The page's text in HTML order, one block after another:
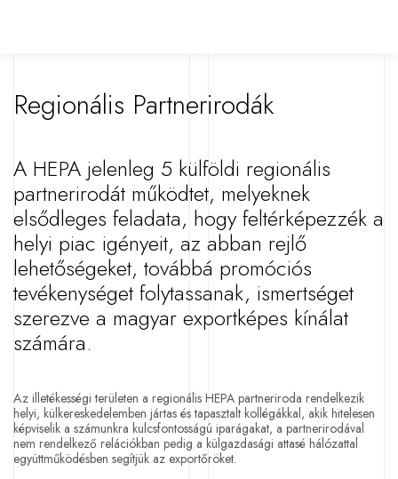
Regionális Partnerirodák
A HEPA jelenleg 5 külföldi regionális
partnerirodát működtet, melyeknek
elsődleges feladata, hogy feltérképezzék a
helyi piac igényeit, az abban rejlő
lehetőségeket, továbbá promóciós
tevékenységet folytassanak, ismertséget
szerezve a magyar exportképes kínálat
számára.
Az illetékességi területen a regionális HEPA partneriroda rendelkezik
helyi, külkereskedelemben jártas és tapasztalt kollégákkal, akik hitelesen
képviselik a számunkra kulcsfontosságú iparágakat, a partnerirodával
nem rendelkező relációkban pedig a külgazdasági attasé hálózattal
együttműködésben segítjük az exportőröket.